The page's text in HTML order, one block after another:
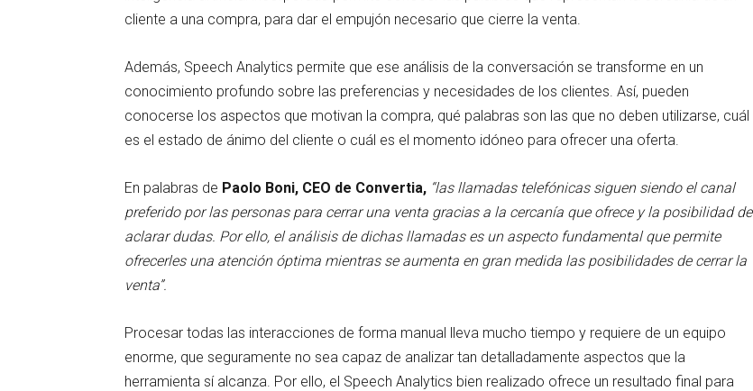
cliente a una compra, para dar el empujón necesario que cierre la venta.
Además, Speech Analytics permite que ese análisis de la conversación se transforme en un
conocimiento profundo sobre las preferencias y necesidades de los clientes. Así, pueden
conocerse los aspectos que motivan la compra, qué palabras son las que no deben utilizarse, cuál
es el estado de ánimo del cliente o cuál es el momento idóneo para ofrecer una oferta.
En palabras de Paolo Boni, CEO de Convertia, “las llamadas telefónicas siguen siendo el canal
preferido por las personas para cerrar una venta gracias a la cercanía que ofrece y la posibilidad de
aclarar dudas. Por ello, el análisis de dichas llamadas es un aspecto fundamental que permite
ofrecerles una atención óptima mientras se aumenta en gran medida las posibilidades de cerrar la
venta”.
Procesar todas las interacciones de forma manual lleva mucho tiempo y requiere de un equipo
enorme, que seguramente no sea capaz de analizar tan detalladamente aspectos que la
herramienta sí alcanza. Por ello, el Speech Analytics bien realizado ofrece un resultado final para